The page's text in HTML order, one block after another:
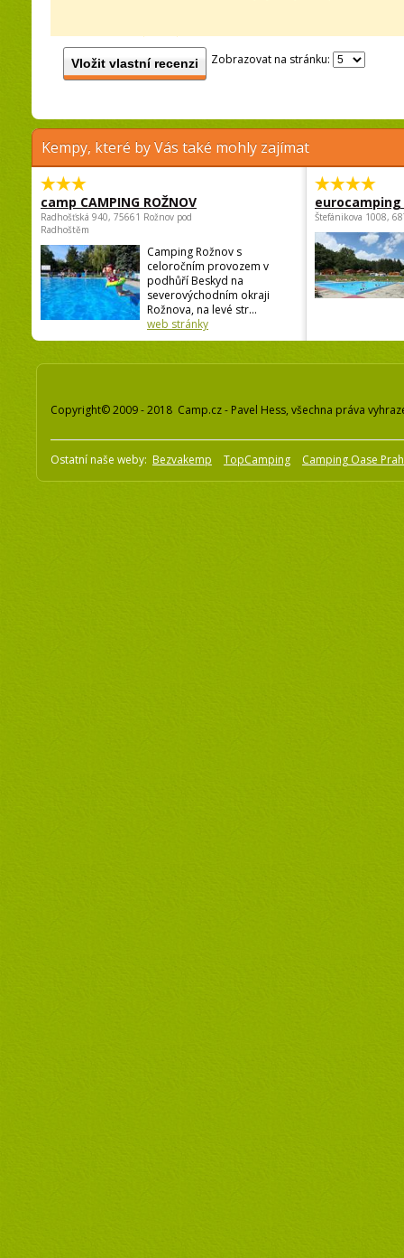
Vložit vlastní recenzi Zobrazovat na stránku:
Kempy, které by Vás také mohly zajímat
camp CAMPING ROŽNOV
Radhošťská 940, 75661 Rožnov pod
Radhoštěm
Camping Rožnov s
celoročním provozem v
podhůří Beskyd na
severovýchodním okraji
Rožnova, na levé str...
web stránky
Štefánikova 1008,
Copyright© 2009 - 2018 Camp.cz - Pavel Hess, všechna práva
Ostatní naše weby: Bezvakemp TopCamping Camping Oase